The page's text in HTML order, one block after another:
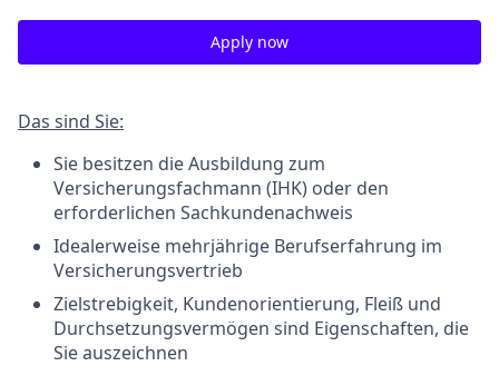
Apply now
Das sind Sie:
Sie besitzen die Ausbildung zum
Versicherungsfachmann (IHK) oder den
erforderlichen Sachkundenachweis
Idealerweise mehrjährige Berufserfahrung im
Versicherungsvertrieb
Zielstrebigkeit, Kundenorientierung, Fleiß und
Durchsetzungsvermögen sind Eigenschaften, die
Sie auszeichnen